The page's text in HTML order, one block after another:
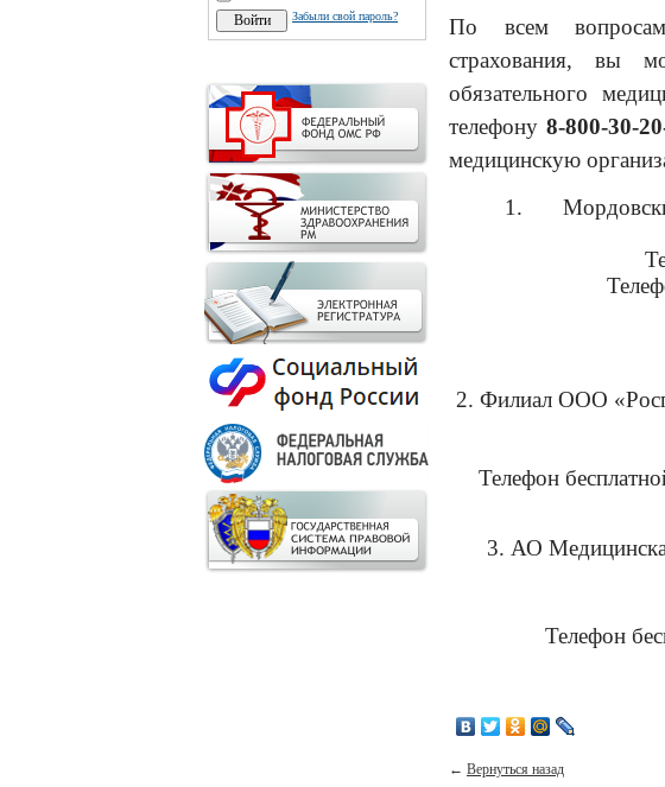
Забыли свой пароль?
По всем
страхования, вы
обязательного
телефону8-800-30-
медицинскую
1.
2. Филиал ООО
Телефон
3. АО
Телефон
← Вернуться назад